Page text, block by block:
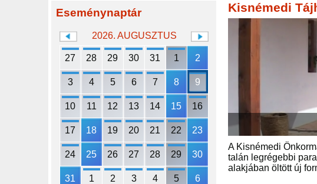
Eseménynaptár
2026. AUGUSZTUS
27 28 29 30 31 1 2
3 4 5 6 7 8 9
10 11 12 13 14 15 16
17 18 19 20 21 22 23
24 25 26 27 28 29 30
31 1 2 3 4 5 6
Kisnémedi
A Kisnémedi
talán legrégebbi
alakjában öltött új